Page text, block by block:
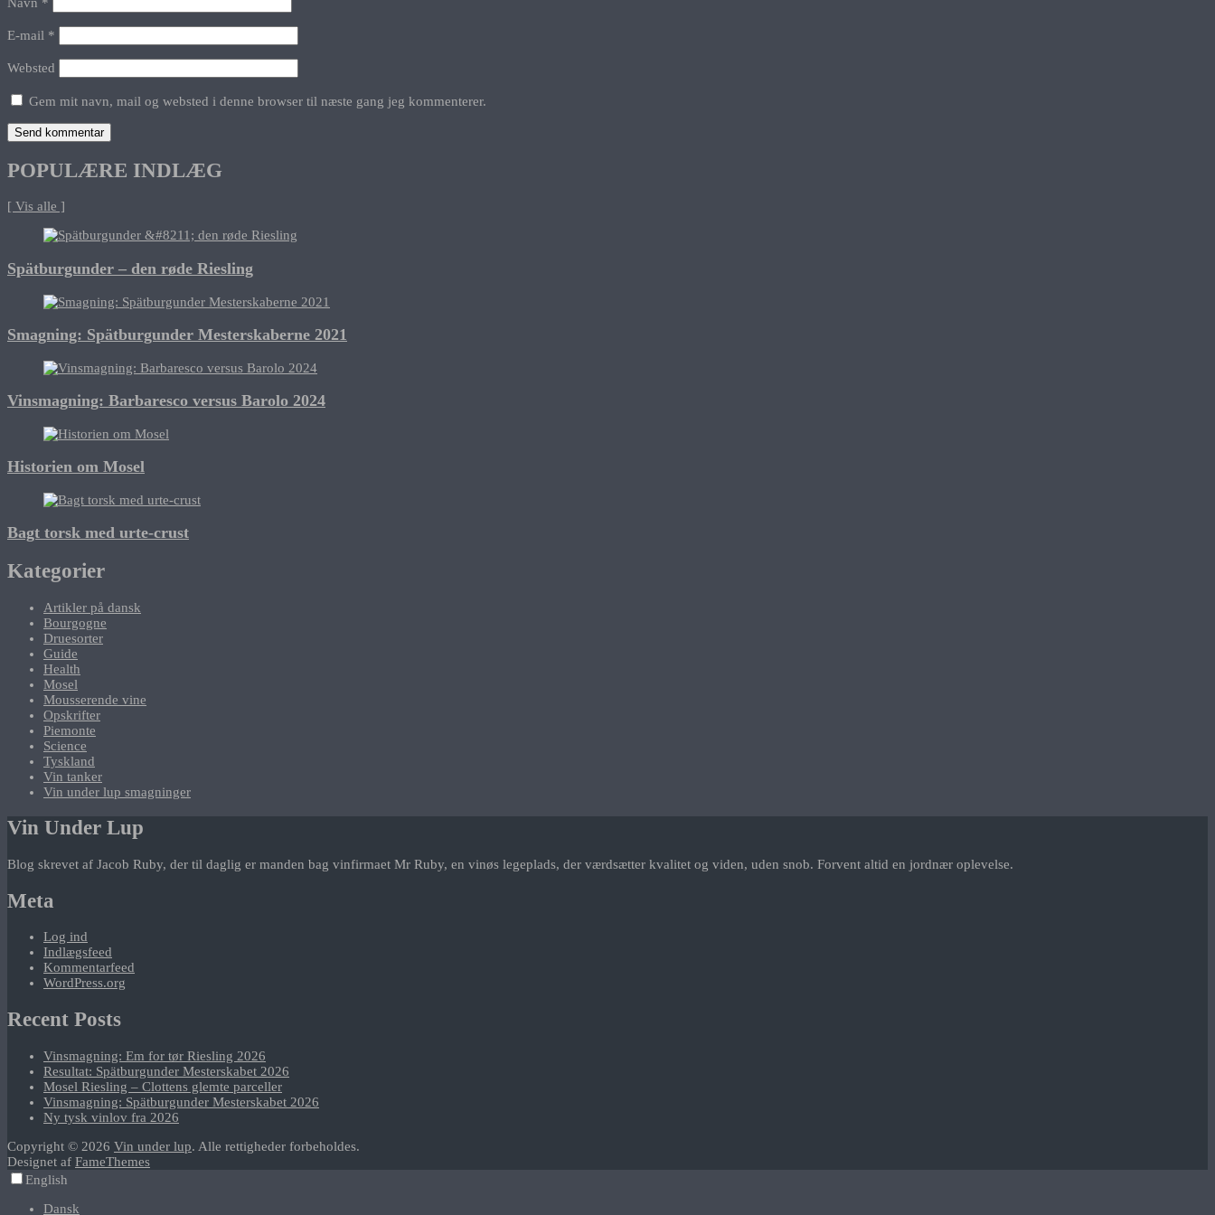
E-mail *
Websted
Gem mit navn, mail og websted i denne browser til næste gang jeg kommenterer.
POPULÆRE INDLÆG
[ Vis alle ]
Spätburgunder – den røde Riesling
Smagning: Spätburgunder Mesterskaberne 2021
Vinsmagning: Barbaresco versus Barolo 2024
Historien om Mosel
Bagt torsk med urte-crust
Kategorier
Artikler på dansk
Bourgogne
Druesorter
Guide
Health
Mosel
Mousserende vine
Opskrifter
Piemonte
Science
Tyskland
Vin tanker
Vin under lup smagninger
Vin Under Lup
Blog skrevet af Jacob Ruby, der til daglig er manden bag vinfirmaet Mr Ruby, en vinøs legeplads, der værdsætter kvalitet og viden, uden snob. Forvent altid en jordnær oplevelse.
Meta
Log ind
Indlægsfeed
Kommentarfeed
WordPress.org
Recent Posts
Vinsmagning: Em for tør Riesling 2026
Resultat: Spätburgunder Mesterskabet 2026
Mosel Riesling – Clottens glemte parceller
Vinsmagning: Spätburgunder Mesterskabet 2026
Ny tysk vinlov fra 2026
Copyright © 2026 Vin under lup. Alle rettigheder forbeholdes.
Designet af FameThemes
English
Dansk